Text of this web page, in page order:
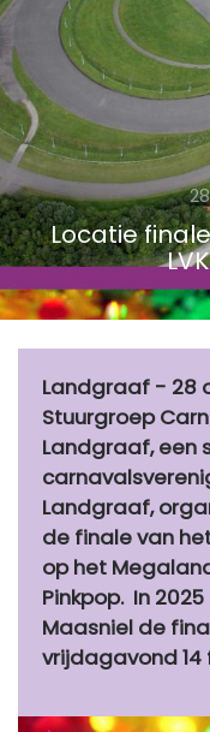
Locatie
Landgraaf - 28
Stuurgroep
Landgraaf, een
Landgraaf,
de finale van het
op het
Pinkpop. In
Maasniel de
vrijdagavond 14